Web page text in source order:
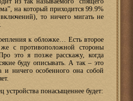
на который приходится 99.9%
то ничего мигать не
к обложке… Есть второе
же с противоположной стороны
это я позже расскажу, когда
буду описывать. А так – это
и ничего особенного она собой
устройства понасыщеннее будет: